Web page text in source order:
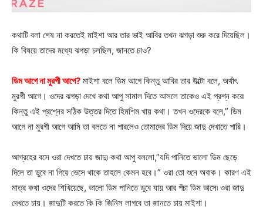
কথাটি বলা শেষ না করতেই মাইশা আর তার ভাই আবির তখন ঝগড়া শুরু করে দিয়েছিল।
কি বিষয়ে তাদের মধ্যে ঝগড়া চলছিল, জানতে চাও?
ডিম আগে না মুরগী আগে? মাইশা বলে ডিম আগে কিন্তু আবির তার উল্টো বলে, অর্থাৎ
মুরগী আগে। ওদের ঝগড়া দেখে কথা আপু সামাল দিতে আসলে তাকেও এই প্রশ্ন করে৷
কিন্তু এই প্রশ্নের সঠিক উত্তর দিতে হিমশিম খায় কথা। তখন ওদেরকে বলে,” ডিম
আগে না মুরগী আগে আমি তা বলতে না পারলেও তোমাদের ডিম দিয়ে জাদু দেখাতে পারি।
আগ্রহের বসে ওরা দেখতে চায় জাদু৷ কথা আপু বললো,”যদি পানিতে ভালো ডিম ছেড়ে
দিলে তা ডুবে না গিয়ে ভেসে থাকে তাহলে কেমন হবে।” ওরা তো শুনে অবাক। কারণ এই
মাত্র কথা ওদের শিখিয়েছে, ভালো ডিম পানিতে ডুবে যায় আর পঁচা ডিম ভাসে৷ ওরা জাদু
দেখতে চায়। জাদুটি করতে কি কি জিনিস লাগবে তা জানতে চায় মাইশা।